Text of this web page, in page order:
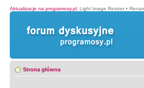
Aktualizacje na programosy.pl: Light Image Resizer •
Strona główna